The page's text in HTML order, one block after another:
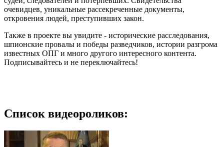
очевидцев, уникальные рассекреченные документы,
откровения людей, преступивших закон.
Также в проекте вы увидите - исторические расследования,
шпионские провалы и победы разведчиков, истории разгрома
известных ОПГ и много другого интересного контента.
Подписывайтесь и не переключайтесь!
Список видеороликов: